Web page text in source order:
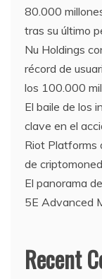
80.000
tras su último
Nu Holdings
récord de
los 100.000
El baile de los
clave en el
Riot Platforms
de
El panorama
5E Advanced
Recent